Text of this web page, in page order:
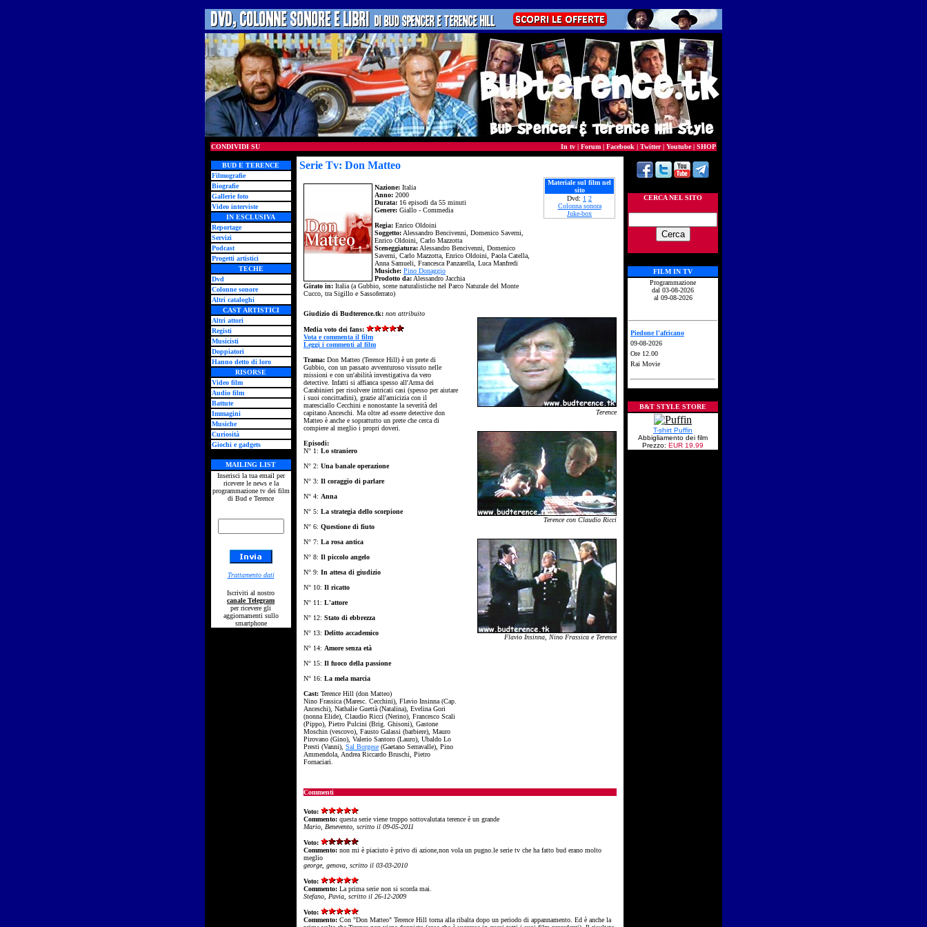
CONDIVIDI SU In tv | Forum | Facebook | Twitter| Youtube| SHOP
BUD E TERENCE
Filmografie
Biografie
Gallerie foto
Video interviste
IN ESCLUSIVA
Reportage
Servizi
Podcast
Progetti artistici
TECHE
Dvd
Colonne sonore
Altri cataloghi
CAST ARTISTICI
Altri attori
Registi
Musicisti
Doppiatori
Hanno detto di loro
RISORSE
Video film
Audio film
Battute
Immagini
Musiche
Curiosità
Giochi e gadgets
MAILING LIST
Inserisci la tua email per
ricevere le news e la
programmazione tv dei film
di Bud e Terence
Trattamento dati
Iscriviti al nostro
canale Telegram
per ricevere gli
aggiornamenti sullo
smartphone
Serie Tv: Don Matteo
Nazione: Italia
Anno: 2000
Durata: 16 episodi da 55 minuti
Genere: Giallo - Commedia
Regia: Enrico Oldoini
Soggetto: Alessandro Bencivenni, Domenico Saverni,
Enrico Oldoini, Carlo Mazzotta
Sceneggiatura: Alessandro Bencivenni, Domenico
Saverni, Carlo Mazzotta, Enrico Oldoini, Paola Catella,
Anna Samueli, Francesca Panzarella, Luca Manfredi
Musiche: Pino Donaggio
Prodotto da: Alessandro Jacchia
Girato in: Italia (a Gubbio, scene naturalistiche nel Parco Naturale del Monte
Cucco, tra Sigillo e Sassoferrato)
Materiale sul film nel
sito
Dvd: 1 2
Colonna sonora
Juke-box
Giudizio di Budterence.tk: non attribuito
Media voto dei fans:
Vota e commenta il film
Leggi i commenti al film
Trama: Don Matteo (Terence Hill) è un prete di
Gubbio, con un passato avventuroso vissuto nelle
missioni e con un'abilità investigativa da vero
detective. Infatti si affianca spesso all'Arma dei
Carabinieri per risolvere intricati casi (spesso per aiutare
i suoi concittadini), grazie all'amicizia con il
maresciallo Cecchini e nonostante la severità del
capitano Anceschi. Ma oltre ad essere detective don
Matteo è anche e soprattutto un prete che cerca di
compiere al meglio i propri doveri.
Episodi:
N° 1: Lo straniero
N° 2: Una banale operazione
N° 3: Il coraggio di parlare
N° 4: Anna
N° 5: La strategia dello scorpione
N° 6: Questione di fiuto
N° 7: La rosa antica
N° 8: Il piccolo angelo
N° 9: In attesa di giudizio
N° 10: Il ricatto
N° 11: L'attore
N° 12: Stato di ebbrezza
N° 13: Delitto accademico
N° 14: Amore senza età
N° 15: Il fuoco della passione
N° 16: La mela marcia
Cast: Terence Hill (don Matteo)
Nino Frassica (Maresc. Cecchini), Flavio Insinna (Cap.
Anceschi), Nathalie Guettà (Natalina), Evelina Gori
(nonna Elide), Claudio Ricci (Nerino), Francesco Scali
(Pippo), Pietro Pulcini (Brig. Ghisoni), Gastone
Moschin (vescovo), Fausto Galassi (barbiere), Mauro
Pirovano (Gino), Valerio Santoro (Lauro), Ubaldo Lo
Presti (Vanni), Sal Borgese (Gaetano Serravalle), Pino
Ammendola, Andrea Riccardo Bruschi, Pietro
Fornaciari.
Terence
Terence con Claudio Ricci
Flavio Insinna, Nino Frassica e Terence
Commenti
Voto:
Commento: questa serie viene troppo sottovalutata terence è un grande
Mario, Benevento, scritto il 09-05-2011
Voto:
Commento: non mi è piaciuto è privo di azione,non vola un pugno.le serie tv che ha fatto bud erano molto
meglio
george, genova, scritto il 03-03-2010
Voto:
Commento: La prima serie non si scorda mai.
Stefano, Pavia, scritto il 26-12-2009
Voto:
Commento: Con "Don Matteo" Terence Hill torna alla ribalta dopo un periodo di appannamento. Ed è anche la
CERCA NEL SITO
FILM IN TV
Programmazione
dal 03-08-2026
al 09-08-2026
Piedone l'africano
09-08-2026
Ore 12.00
Rai Movie
B&T STYLE STORE
T-shirt Puffin
Abbigliamento dei film
Prezzo: EUR 19,99